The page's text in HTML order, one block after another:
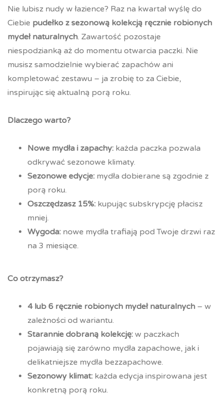
Nie lubisz nudy w łazience? Raz na kwartał wyślę do
Ciebie pudełko z sezonową kolekcją ręcznie robionych
mydeł naturalnych. Zawartość pozostaje
niespodzianką aż do momentu otwarcia paczki. Nie
musisz samodzielnie wybierać zapachów ani
kompletować zestawu – ja zrobię to za Ciebie,
inspirując się aktualną porą roku.
Dlaczego warto?
Nowe mydła i zapachy: każda paczka pozwala
odkrywać sezonowe klimaty.
Sezonowe edycje: mydła dobierane są zgodnie z
porą roku.
Oszczędzasz 15%: kupując subskrypcję płacisz
mniej.
Wygoda: nowe mydła trafiają pod Twoje drzwi raz
na 3 miesiące.
Co otrzymasz?
4 lub 6 ręcznie robionych mydeł naturalnych – w
zależności od wariantu.
Starannie dobraną kolekcję: w paczkach
pojawiają się zarówno mydła zapachowe, jak i
delikatniejsze mydła bezzapachowe.
Sezonowy klimat: każda edycja inspirowana jest
konkretną porą roku.